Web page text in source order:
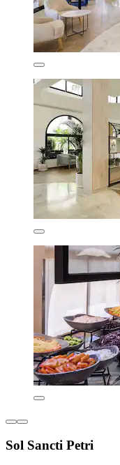
Sol Sancti Petri